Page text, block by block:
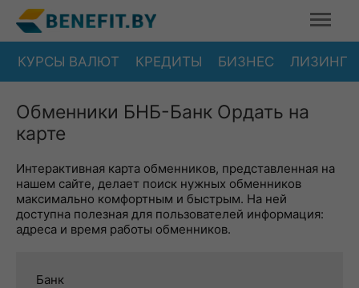
КУРСЫ ВАЛЮТ КРЕДИТЫ БИЗНЕС ЛИЗИНГ
Обменники БНБ-Банк Ордать на
карте
Интерактивная карта обменников, представленная на
нашем сайте, делает поиск нужных обменников
максимально комфортным и быстрым. На ней
доступна полезная для пользователей информация:
адреса и время работы обменников.
Банк